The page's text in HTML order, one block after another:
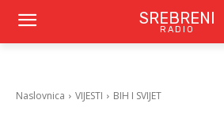
SREBRENI
RADIO
Naslovnica VIJESTI BIH I SVIJET